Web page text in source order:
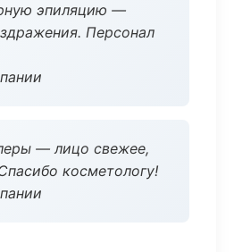
эпиляцию —
Персонал
— лицо свежее,
косметологу!